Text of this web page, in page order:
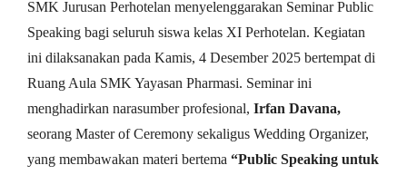
SMK Jurusan Perhotelan menyelenggarakan Seminar Public
Speaking bagi seluruh siswa kelas XI Perhotelan. Kegiatan
ini dilaksanakan pada Kamis, 4 Desember 2025 bertempat di
Ruang Aula SMK Yayasan Pharmasi. Seminar ini
menghadirkan narasumber profesional, Irfan Davana,
seorang Master of Ceremony sekaligus Wedding Organizer,
yang membawakan materi bertema “Public Speaking untuk